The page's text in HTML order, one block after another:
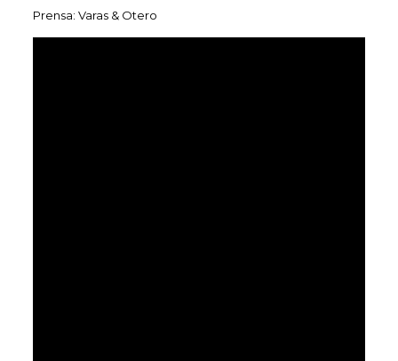
Prensa: Varas & Otero